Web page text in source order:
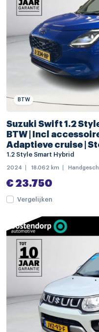
navigatiesysteem full
Bluetooth
boordcomputer
DAB ontvanger
multimedia-
multimedia scherm
voorstoelen verwarmd
achterbank in delen
achterstoelen
achteruitrijcamera
bagagedek
bestuurdersstoel in
cruise control
electronic climate
elektrische ramen
elektrische ramen voor
keyless start
BTW
Suzuki Swift 1.2
BTW | Incl
Adaptieve cruise |
1.2 Style Smart Hybrid
2024 18.062 km
€ 23.750
Vergelijken